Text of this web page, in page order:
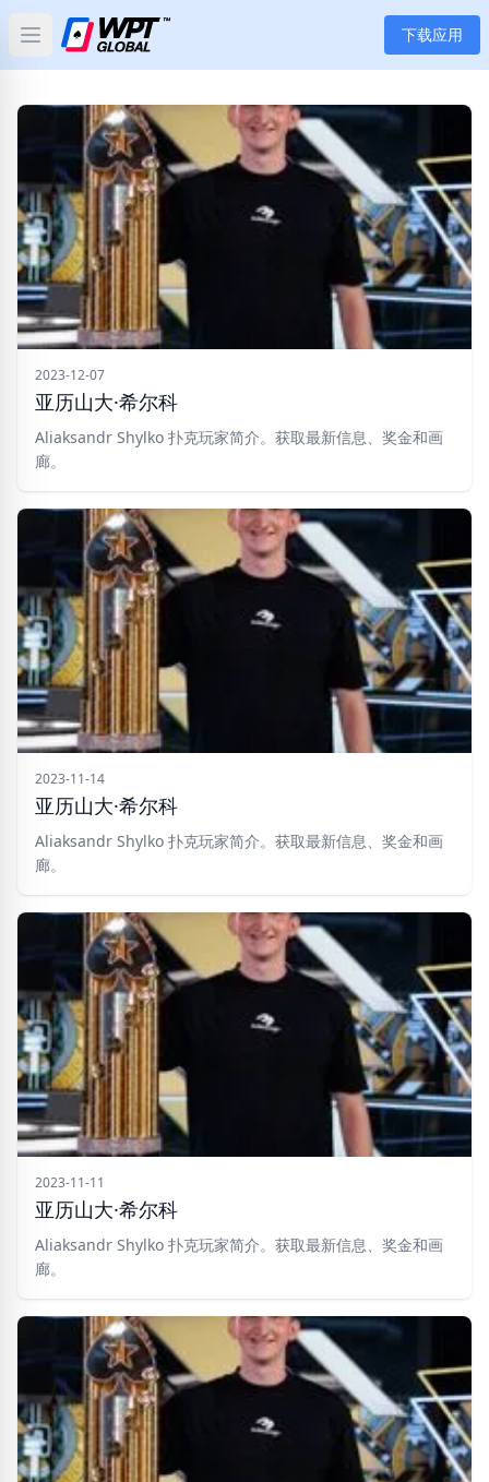
Open main menu 下载应用
新闻
文章
分类
2023-12-07
亚历山大·希尔科
Aliaksandr Shylko 扑克玩家简介。获取最新信息、奖金和画
廊。
2023-11-14
亚历山大·希尔科
Aliaksandr Shylko 扑克玩家简介。获取最新信息、奖金和画
廊。
2023-11-11
亚历山大·希尔科
Aliaksandr Shylko 扑克玩家简介。获取最新信息、奖金和画
廊。